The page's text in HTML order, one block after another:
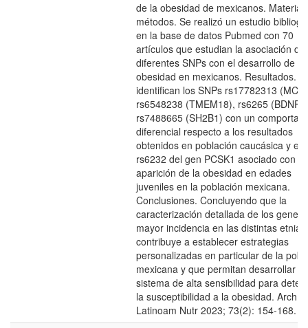
de la obesidad de mexicanos.
métodos. Se realizó un estudio
en la base de datos Pubmed con 70
artículos que estudian la asociación de
diferentes SNPs con el desarrollo de la
obesidad en mexicanos. Resultados.
identifican los SNPs rs17782313
rs6548238 (TMEM18), rs6265 (BDNF)
rs7488665 (SH2B1) con un
diferencial respecto a los resultados
obtenidos en población caucásica y el
rs6232 del gen PCSK1 asociado con la
aparición de la obesidad en edades
juveniles en la población mexicana.
Conclusiones. Concluyendo que la
caracterización detallada de los genes
mayor incidencia en las distintas etnias
contribuye a establecer estrategias
personalizadas en particular de la
mexicana y que permitan desarrollar
sistema de alta sensibilidad para
la susceptibilidad a la obesidad. Arch
Latinoam Nutr 2023; 73(2): 154-168.